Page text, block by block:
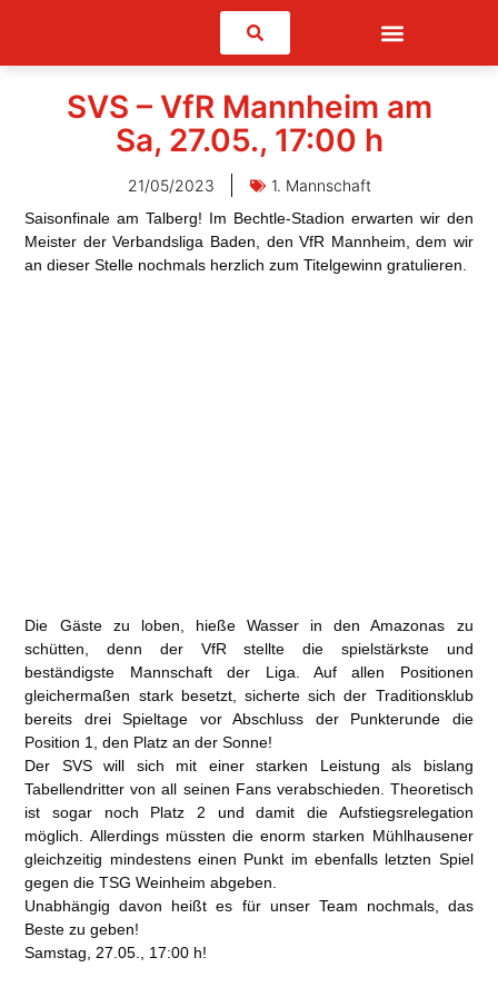
Suchen
SVS – VfR Mannheim am
Sa, 27.05., 17:00 h
21/05/2023 1. Mannschaft
Saisonfinale am Talberg! Im Bechtle-Stadion erwarten wir den
Meister der Verbandsliga Baden, den VfR Mannheim, dem wir
an dieser Stelle nochmals herzlich zum Titelgewinn gratulieren.
Die Gäste zu loben, hieße Wasser in den Amazonas zu
schütten, denn der VfR stellte die spielstärkste und
beständigste Mannschaft der Liga. Auf allen Positionen
gleichermaßen stark besetzt, sicherte sich der Traditionsklub
bereits drei Spieltage vor Abschluss der Punkterunde die
Position 1, den Platz an der Sonne!
Der SVS will sich mit einer starken Leistung als bislang
Tabellendritter von all seinen Fans verabschieden. Theoretisch
ist sogar noch Platz 2 und damit die Aufstiegsrelegation
möglich. Allerdings müssten die enorm starken Mühlhausener
gleichzeitig mindestens einen Punkt im ebenfalls letzten Spiel
gegen die TSG Weinheim abgeben.
Unabhängig davon heißt es für unser Team nochmals, das
Beste zu geben!
Samstag, 27.05., 17:00 h!